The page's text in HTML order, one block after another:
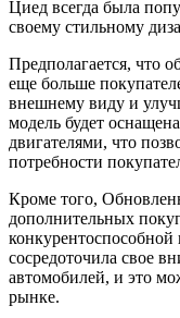
Циед всегда была
своему стильному
Предполагается, что
еще больше
внешнему виду и
модель будет
двигателями, что
потребности
Кроме того,
дополнительных
сосредоточила свое
автомобилей, и это
рынке.